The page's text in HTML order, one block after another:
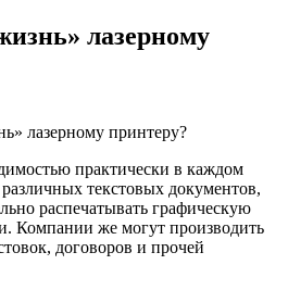
лазерному
лазерному принтеру?
практически в каждом
текстовых документов,
распечатывать графическую
Компании же могут производить
договоров и прочей